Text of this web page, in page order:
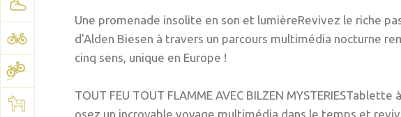
Voir la carte:
Google Maps
Une promenade insolite en son et lumièreRevivez le riche
d'Alden Biesen à travers un parcours multimédia nocturne
cinq sens, unique en Europe !
TOUT FEU TOUT FLAMME AVEC BILZEN
osez un incroyable voyage multimédia dans le temps et